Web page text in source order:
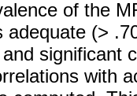
of the
adequate (>
significant
with